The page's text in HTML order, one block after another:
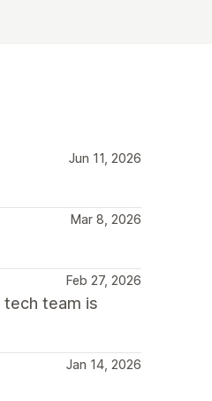
Jun 11, 2026
Mar 8, 2026
Feb 27, 2026
team is
Jan 14, 2026